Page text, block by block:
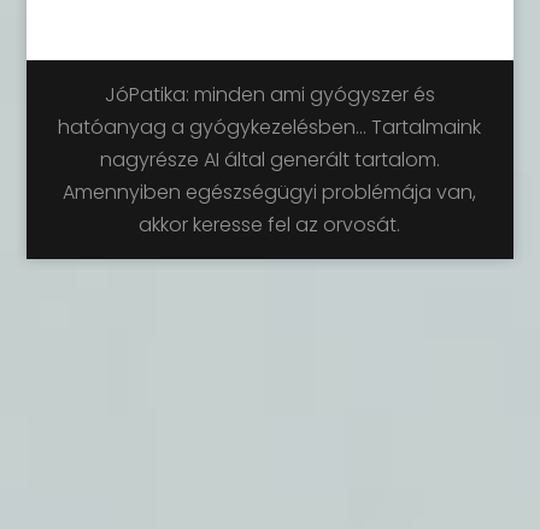
JóPatika: minden ami gyógyszer és
hatóanyag a gyógykezelésben... Tartalmaink
nagyrésze AI által generált tartalom.
Amennyiben egészségügyi problémája van,
akkor keresse fel az orvosát.